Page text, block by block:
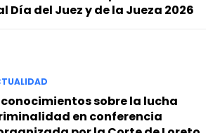
Día del Juez y de la Jueza 2026
sobre la lucha
en conferencia